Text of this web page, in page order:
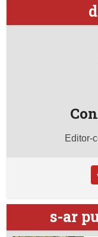
Editor-
s-ar